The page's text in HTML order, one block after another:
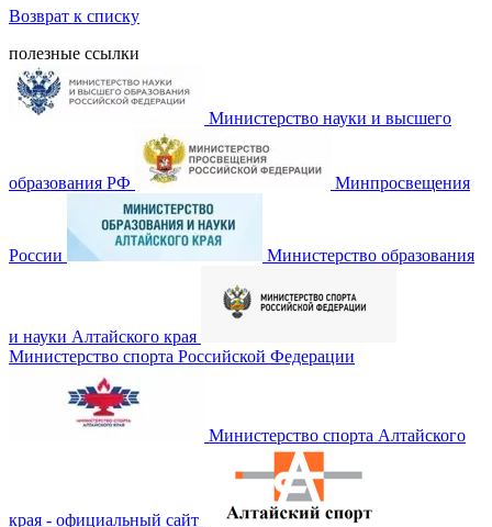
Возврат к списку
полезные ссылки
Министерство науки и высшего
образования РФ Минпросвещения
России Министерство образования
и науки Алтайского края
Министерство спорта Российской Федерации
Министерство спорта Алтайского
края - официальный сайт